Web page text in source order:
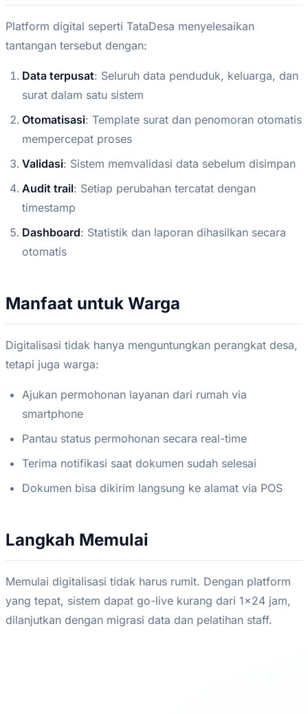
Platform digital seperti TataDesa menyelesaikan
tantangan tersebut dengan:
Data terpusat: Seluruh data penduduk, keluarga, dan
surat dalam satu sistem
Otomatisasi: Template surat dan penomoran otomatis
mempercepat proses
Validasi: Sistem memvalidasi data sebelum disimpan
Audit trail: Setiap perubahan tercatat dengan
timestamp
Dashboard: Statistik dan laporan dihasilkan secara
otomatis
Manfaat untuk Warga
Digitalisasi tidak hanya menguntungkan perangkat desa,
tetapi juga warga:
Ajukan permohonan layanan dari rumah via
smartphone
Pantau status permohonan secara real-time
Terima notifikasi saat dokumen sudah selesai
Dokumen bisa dikirim langsung ke alamat via POS
Langkah Memulai
Memulai digitalisasi tidak harus rumit. Dengan platform
yang tepat, sistem dapat go-live kurang dari 1x24 jam,
dilanjutkan dengan migrasi data dan pelatihan staff.